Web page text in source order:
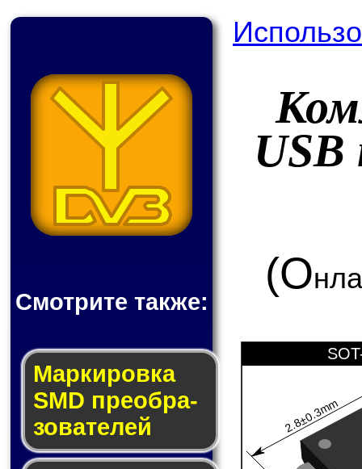
Смотрите также:
Мар­ки­ров­ка
SMD пре­об­ра­
зо­ва­те­лей
USB
(О
2.8±0.3mm